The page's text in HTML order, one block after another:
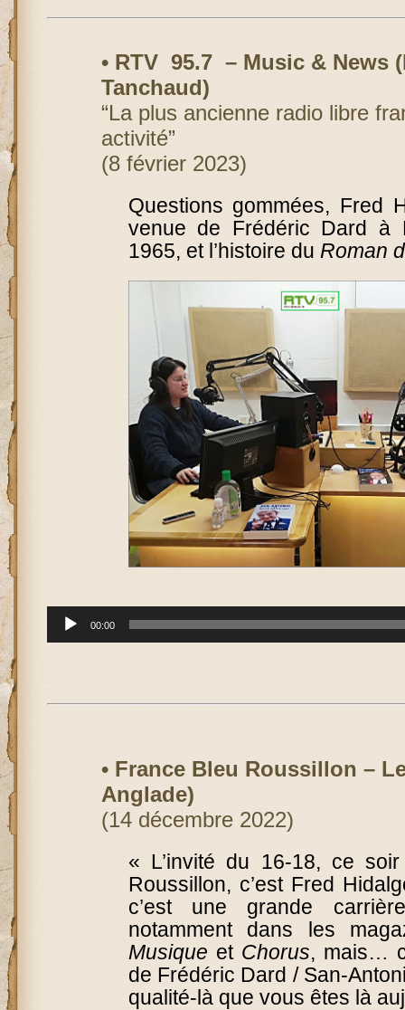
• RTV 95.7 – Music & News
Tanchaud)
“La plus ancienne radio libre
activité”
(8 février 2023)
Questions gommées, Fred
venue de Frédéric Dard à
1965, et l’histoire du Roman
Lecteur
audio
00:00
• France Bleu Roussillon –
Anglade)
(14 décembre 2022)
« L’invité du 16-18, ce
Roussillon, c’est Fred
c’est une grande
notamment dans les
Musique et Chorus, mais…
de Frédéric Dard / San-
qualité-là que vous êtes là